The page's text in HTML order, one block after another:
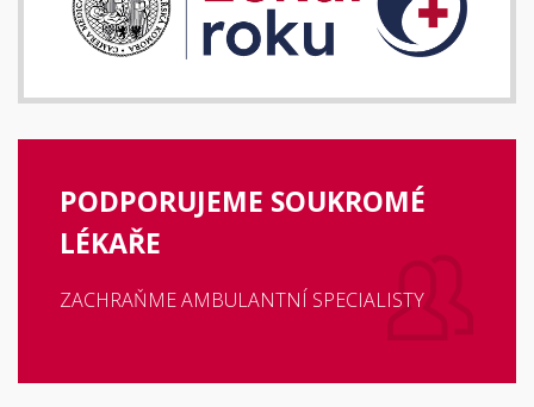
PODPORUJEME SOUKROMÉ
LÉKAŘE
ZACHRAŇME AMBULANTNÍ SPECIALISTY